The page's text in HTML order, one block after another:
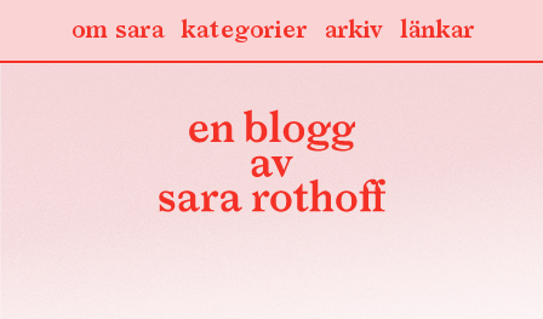
länkar
arkiv
kategorier
om sara